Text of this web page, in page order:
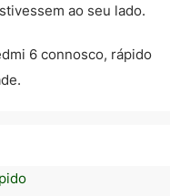
ao seu lado.
6 connosco, rápido